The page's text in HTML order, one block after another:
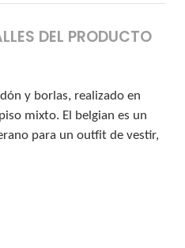
DEL PRODUCTO
y borlas, realizado en
mixto. El belgian es un
para un outfit de vestir,